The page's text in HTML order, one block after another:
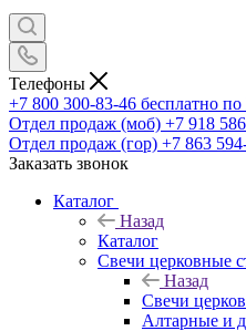
Телефоны
+7 800 300-83-46 бесплатно
Отдел продаж (моб) +7 918
Отдел продаж (гор) +7 863
Заказать звонок
Каталог
Назад
Каталог
Свечи церковные
Назад
Свечи
Алтарные и